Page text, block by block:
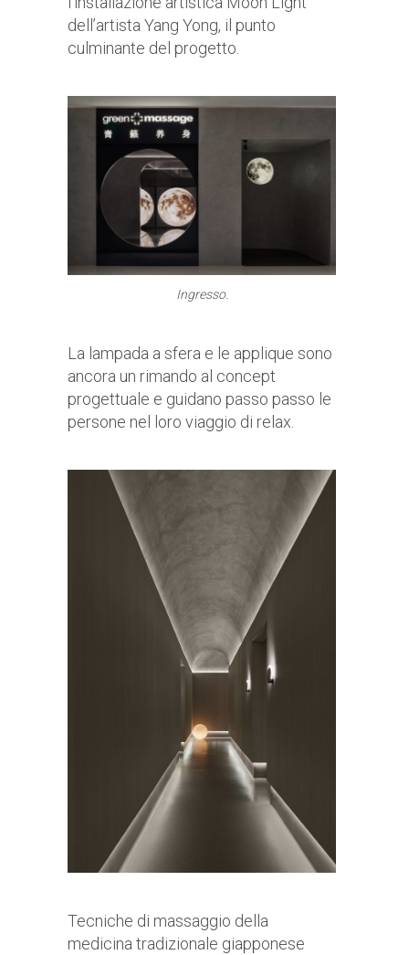
dell’artista Yang Yong, il punto
culminante del progetto.
Ingresso.
La lampada a sfera e le applique sono
ancora un rimando al concept
progettuale e guidano passo passo le
persone nel loro viaggio di relax.
Tecniche di massaggio della
medicina tradizionale giapponese